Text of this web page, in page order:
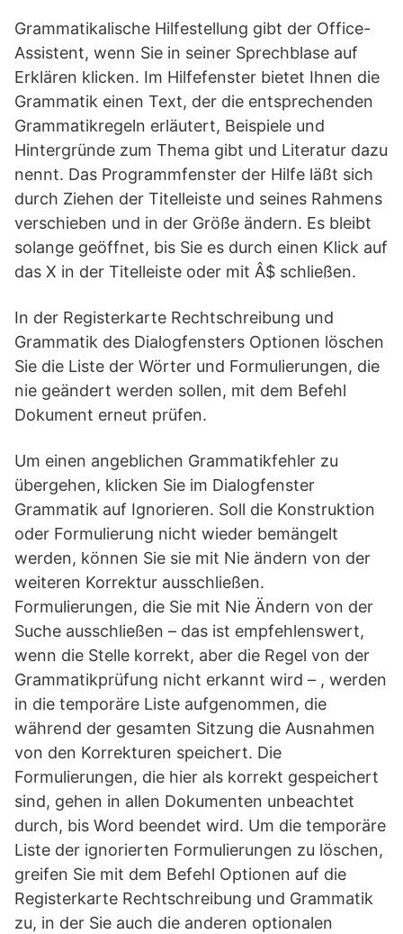
Grammatikalische Hilfestellung gibt der Office-
Assistent, wenn Sie in seiner Sprechblase auf
Erklären klicken. Im Hilfefenster bietet Ihnen die
Grammatik einen Text, der die entsprechenden
Grammatikregeln erläutert, Beispiele und
Hintergründe zum Thema gibt und Literatur dazu
nennt. Das Programmfenster der Hilfe läßt sich
durch Ziehen der Titelleiste und seines Rahmens
verschieben und in der Größe ändern. Es bleibt
solange geöffnet, bis Sie es durch einen Klick auf
das X in der Titelleiste oder mit Â$ schließen.
In der Registerkarte Rechtschreibung und
Grammatik des Dialogfensters Optionen löschen
Sie die Liste der Wörter und Formulierungen, die
nie geändert werden sollen, mit dem Befehl
Dokument erneut prüfen.
Um einen angeblichen Grammatikfehler zu
übergehen, klicken Sie im Dialogfenster
Grammatik auf Ignorieren. Soll die Konstruktion
oder Formulierung nicht wieder bemängelt
werden, können Sie sie mit Nie ändern von der
weiteren Korrektur ausschließen.
Formulierungen, die Sie mit Nie Ändern von der
Suche ausschließen – das ist empfehlenswert,
wenn die Stelle korrekt, aber die Regel von der
Grammatikprüfung nicht erkannt wird – , werden
in die temporäre Liste aufgenommen, die
während der gesamten Sitzung die Ausnahmen
von den Korrekturen speichert. Die
Formulierungen, die hier als korrekt gespeichert
sind, gehen in allen Dokumenten unbeachtet
durch, bis Word beendet wird. Um die temporäre
Liste der ignorierten Formulierungen zu löschen,
greifen Sie mit dem Befehl Optionen auf die
Registerkarte Rechtschreibung und Grammatik
zu, in der Sie auch die anderen optionalen